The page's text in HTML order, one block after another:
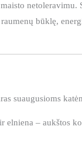
netoleravimu.
būklę,
suaugusioms
elniena – aukštos